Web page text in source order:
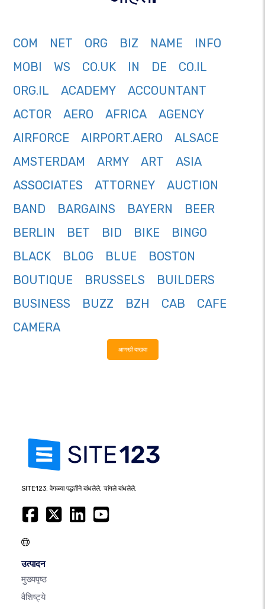
COM NET ORG BIZ NAME
INFO
MOBI
WS CO.UK IN DE
CO.IL
ORG.IL
ACADEMY
ACCOUNTANT
ACTOR
AERO AFRICA
AGENCY
AIRFORCE
AIRPORT.AERO
ALSACE
AMSTERDAM
ARMY ART
ASIA
ASSOCIATES
ATTORNEY
AUCTION
BAND
BARGAINS BAYERN
BEER
BERLIN
BET BID BIKE
BINGO
BLACK
BLOG BLUE
BOSTON
BOUTIQUE
BRUSSELS
BUILDERS
BUSINESS
BUZZ BZH CAB
CAFE
CAMERA
आणखी दाखवा
SITE123: वेगळ्या पद्धतीने बांधलेले, चांगले बांधलेले.
उत्पादन
मुख्यपृष्ठ
वैशिष्ट्ये